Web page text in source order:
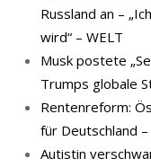
Russland an –
wird“ – WELT
Musk postete
Trumps globale
Rentenreform:
für Deutschland –
Autistin